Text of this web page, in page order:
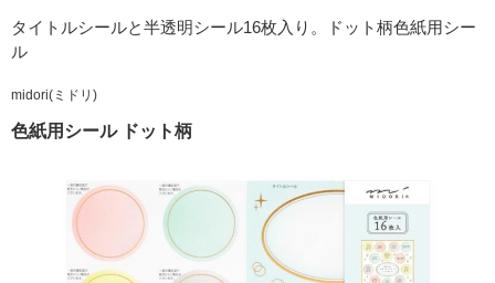
タイトルシールと半透明シール16枚入り。ドット柄色紙用シー
ル
midori(ミドリ)
色紙用シール ドット柄